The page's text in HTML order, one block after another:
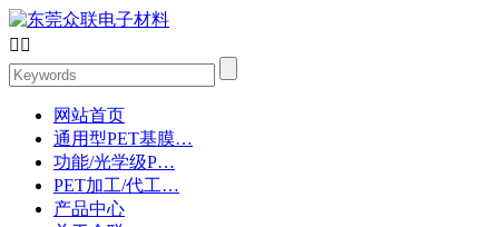
 
网站首页
通用型PET基膜…
功能/光学级P…
PET加工/代工…
产品中心